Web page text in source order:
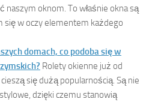
naszym oknom. To właśnie okna są
się w oczy elementem każdego
domach, co podoba się w
Rolety okienne już od
się dużą popularnością. Są nie
dzięki czemu stanowią